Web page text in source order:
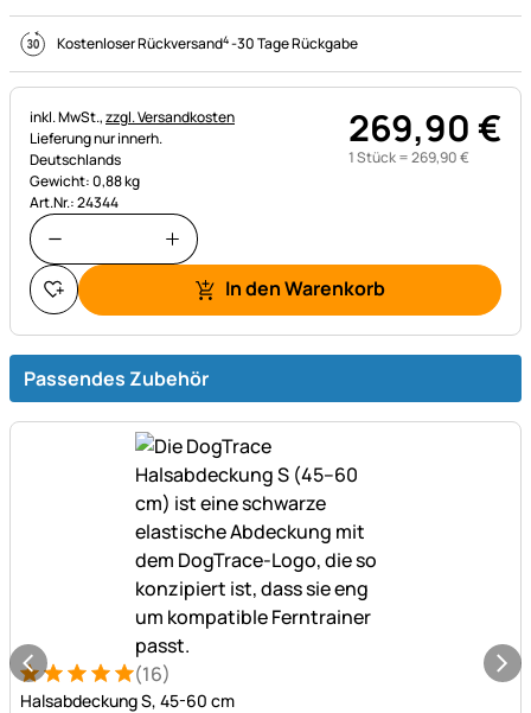
Kostenloser Rückversand4-30 Tage Rückgabe
Steuerhinweis:
inkl. MwSt.,zzgl. Versandkosten
Lieferung nur innerh.
Deutschlands
Gewicht: 0,88 kg
Art.Nr.: 24344
269,90€
1 Stück =269,90€
In den Warenkorb
Passendes Zubehör
Bewertung: 5 von 5 (16 Bewertungen)
16 Bewertungen
(16)
Halsabdeckung S, 45-60 cm